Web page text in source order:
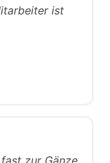
ist
zur Gänze